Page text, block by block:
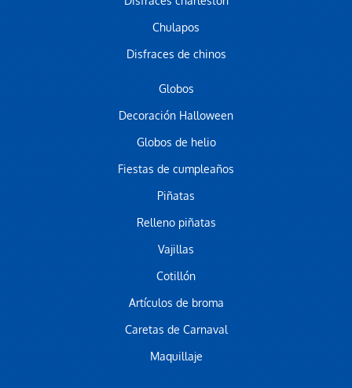
Chulapos
Disfraces de chinos
Globos
Decoración Halloween
Globos de helio
Fiestas de cumpleaños
Piñatas
Relleno piñatas
Vajillas
Cotillón
Artículos de broma
Caretas de Carnaval
Maquillaje